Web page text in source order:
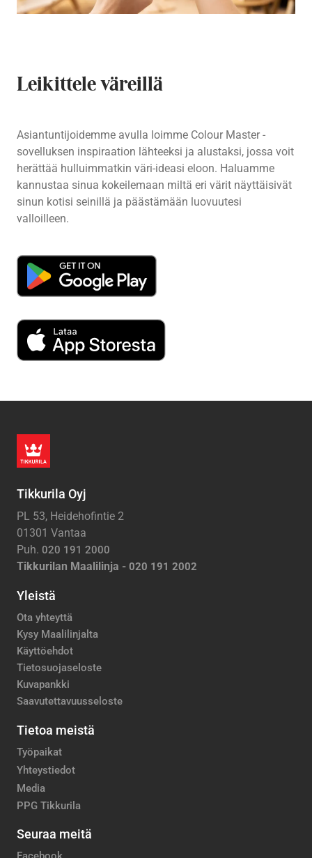
Leikittele väreillä
Asiantuntijoidemme avulla loimme Colour Master -
sovelluksen inspiraation lähteeksi ja alustaksi, jossa voit
herättää hulluimmatkin väri-ideasi eloon. Haluamme
kannustaa sinua kokeilemaan miltä eri värit näyttäisivät
sinun kotisi seinillä ja päästämään luovuutesi
valloilleen.
Tikkurila Oyj
PL 53, Heidehofintie 2
01301 Vantaa
Puh. 020 191 2000
Tikkurilan Maalilinja - 020 191 2002
Yleistä
Ota yhteyttä
Kysy Maalilinjalta
Käyttöehdot
Tietosuojaseloste
Kuvapankki
Saavutettavuusseloste
Tietoa meistä
Työpaikat
Yhteystiedot
Media
PPG Tikkurila
Seuraa meitä